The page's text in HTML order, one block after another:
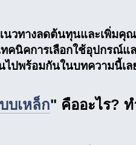
นวทางลดต้นทุนและเพิ่มคุ
ทคนิคการเลือกใช้อุปกรณ์
ไปพร้อมกันในบทความนี้เล
บเหล็ก" คืออะไร?